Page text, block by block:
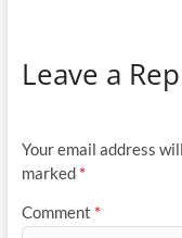
Leave a
Your email address
marked *
Comment *